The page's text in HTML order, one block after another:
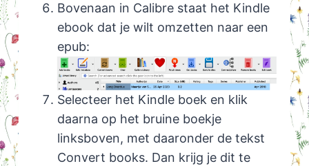
Bovenaan in Calibre staat het Kindle
ebook dat je wilt omzetten naar een
epub:
Selecteer het Kindle boek en klik
daarna op het bruine boekje
linksboven, met daaronder de tekst
Convert books. Dan krijg je dit te